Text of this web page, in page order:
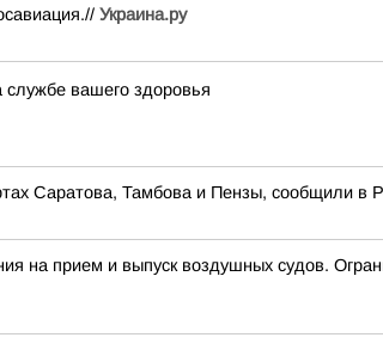
Украина.ру
вашего здоровья
Саратова, Тамбова и Пензы, сообщили в
прием и выпуск воздушных судов.